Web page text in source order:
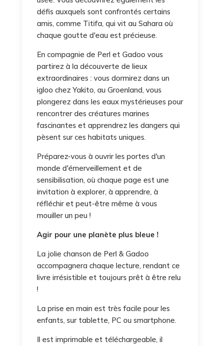
défis auxquels sont confrontés certains
amis, comme Titifa, qui vit au Sahara où
chaque goutte d'eau est précieuse.
En compagnie de Perl et Gadoo vous
partirez à la découverte de lieux
extraordinaires : vous dormirez dans un
igloo chez Yakito, au Groenland, vous
plongerez dans les eaux mystérieuses pour
rencontrer des créatures marines
fascinantes et apprendrez les dangers qui
pèsent sur ces habitats uniques.
Préparez-vous à ouvrir les portes d'un
monde d'émerveillement et de
sensibilisation, où chaque page est une
invitation à explorer, à apprendre, à
réfléchir et peut-être même à vous
mouiller un peu !
Agir pour une planète plus bleue !
La jolie chanson de Perl & Gadoo
accompagnera chaque lecture, rendant ce
livre irrésistible et toujours prêt à être relu
!
La prise en main est très facile pour les
enfants, sur tablette, PC ou smartphone.
Il est imprimable et téléchargeable, il